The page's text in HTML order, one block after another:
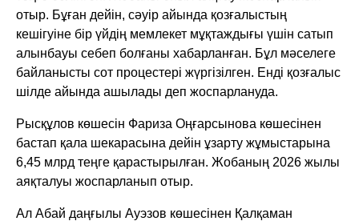
отыр. Бұған дейін, сәуір айында қозғалыстың
кешігуіне бір үйдің мемлекет мұқтаждығы үшін сатып
алынбауы себеп болғаны хабарланған. Бұл мәселеге
байланысты сот процестері жүргізілген. Енді қозғалыс
шілде айында ашылады деп жоспарлануда.
Рысқұлов көшесін Фариза Оңғарсынова көшесінен
бастап қала шекарасына дейін ұзарту жұмыстарына
6,45 млрд теңге қарастырылған. Жобаның 2026 жылы
аяқталуы жоспарланып отыр.
Ал Абай даңғылы Ауэзов көшесінен Қалқаман